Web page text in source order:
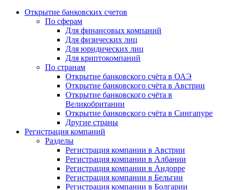
Открытие банковских счетов
По сферам
Для финансовых компаний
Для физических лиц
Для юридических лиц
Для криптокомпаний
По странам
Открытие банковского счёта в ОАЭ
Открытие банковского счёта в Австрии
Открытие банковского счёта в
Великобритании
Открытие банковского счёта в Сингапуре
Другие страны
Регистрация компаний
Разделы
Регистрация компании в Австрии
Регистрация компании в Албании
Регистрация компании в Андорре
Регистрация компании в Бельгии
Регистрация компании в Болгарии